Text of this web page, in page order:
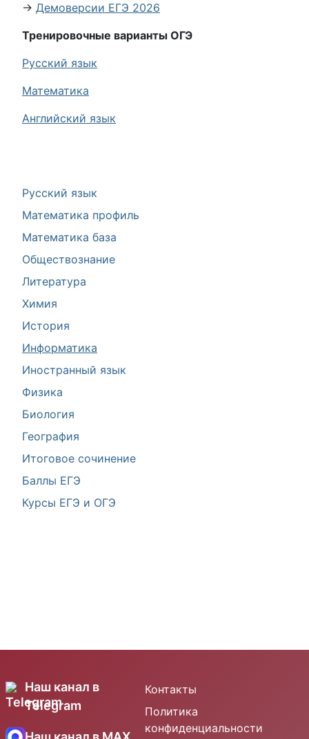
Русский язык
Математика профиль
Математика база
Обществознание
Литература
Химия
История
Информатика
Иностранный язык
Физика
Биология
География
Итоговое сочинение
Баллы ЕГЭ
Курсы ЕГЭ и ОГЭ
→ Демоверсии ЕГЭ 2026
Тренировочные варианты ОГЭ
Русский язык
Математика
Английский язык
Наш канал в
Telegram
Контакты
Политика
конфиденциальности